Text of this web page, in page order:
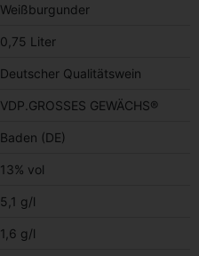
Weißburgunder
0,75 Liter
Deutscher Qualitätswein
VDP.GROSSES GEWÄCHS®
Baden (DE)
13% vol
5,1 g/l
1,6 g/l